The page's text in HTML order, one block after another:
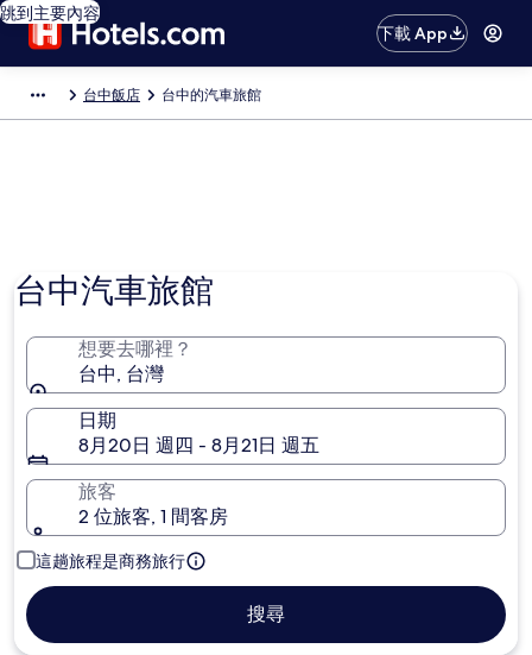
跳到主要內容
下載 App
台中飯店 台中的汽車旅館
台中汽車旅館
想要去哪裡？
台中, 台灣
日期
8月20日 週四 - 8月21日 週五
旅客
2 位旅客, 1 間客房
這趟旅程是商務旅行
搜尋